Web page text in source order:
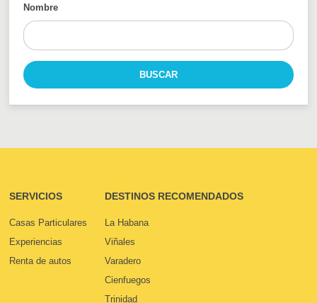
Nombre
SERVICIOS
Casas Particulares
Experiencias
Renta de autos
DESTINOS RECOMENDADOS
La Habana
Viñales
Varadero
Cienfuegos
Trinidad